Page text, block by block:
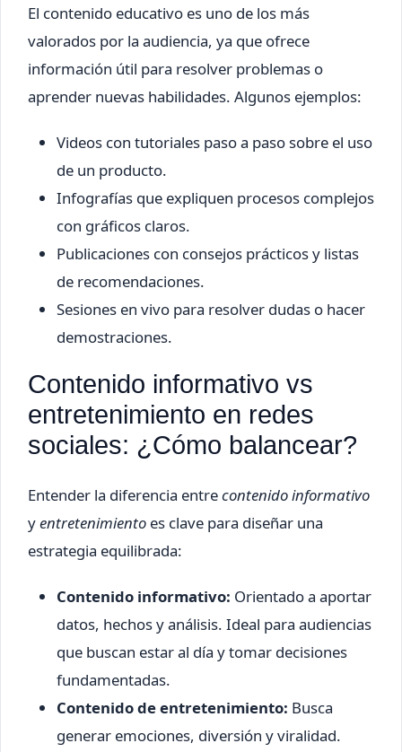
El contenido educativo es uno de los más
valorados por la audiencia, ya que ofrece
información útil para resolver problemas o
aprender nuevas habilidades. Algunos ejemplos:
Videos con tutoriales paso a paso sobre el uso
de un producto.
Infografías que expliquen procesos complejos
con gráficos claros.
Publicaciones con consejos prácticos y listas
de recomendaciones.
Sesiones en vivo para resolver dudas o hacer
demostraciones.
Contenido informativo vs
entretenimiento en redes
sociales: ¿Cómo balancear?
Entender la diferencia entrecontenido informativo
yentretenimiento es clave para diseñar una
estrategia equilibrada:
Contenido informativo: Orientado a aportar
datos, hechos y análisis. Ideal para audiencias
que buscan estar al día y tomar decisiones
fundamentadas.
Contenido de entretenimiento: Busca
generar emociones, diversión y viralidad.